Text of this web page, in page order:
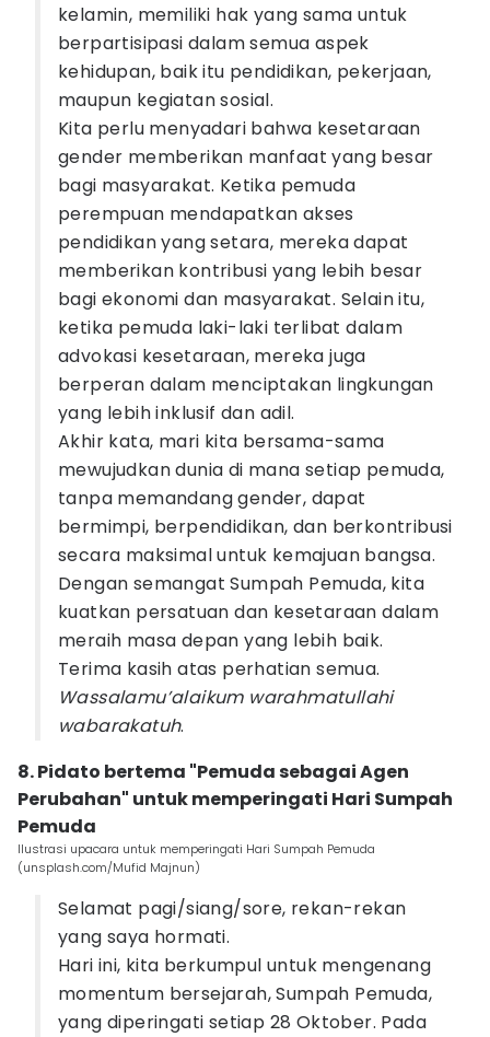
kelamin, memiliki hak yang sama untuk
berpartisipasi dalam semua aspek
kehidupan, baik itu pendidikan, pekerjaan,
maupun kegiatan sosial.
Kita perlu menyadari bahwa kesetaraan
gender memberikan manfaat yang besar
bagi masyarakat. Ketika pemuda
perempuan mendapatkan akses
pendidikan yang setara, mereka dapat
memberikan kontribusi yang lebih besar
bagi ekonomi dan masyarakat. Selain itu,
ketika pemuda laki-laki terlibat dalam
advokasi kesetaraan, mereka juga
berperan dalam menciptakan lingkungan
yang lebih inklusif dan adil.
Akhir kata, mari kita bersama-sama
mewujudkan dunia di mana setiap pemuda,
tanpa memandang gender, dapat
bermimpi, berpendidikan, dan berkontribusi
secara maksimal untuk kemajuan bangsa.
Dengan semangat Sumpah Pemuda, kita
kuatkan persatuan dan kesetaraan dalam
meraih masa depan yang lebih baik.
Terima kasih atas perhatian semua.
Wassalamu’alaikum warahmatullahi
wabarakatuh.
8. Pidato bertema "Pemuda sebagai Agen
Perubahan" untuk memperingati Hari Sumpah
Pemuda
Ilustrasi upacara untuk memperingati Hari Sumpah Pemuda
(unsplash.com/Mufid Majnun)
Selamat pagi/siang/sore, rekan-rekan
yang saya hormati.
Hari ini, kita berkumpul untuk mengenang
momentum bersejarah, Sumpah Pemuda,
yang diperingati setiap 28 Oktober. Pada